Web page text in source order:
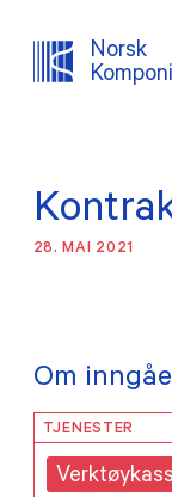
Norsk
OM NKF
TJENESTER
28. MAI 2021
Om
TJENESTER